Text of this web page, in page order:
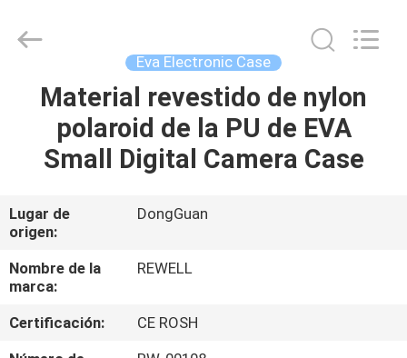
HOGAR
PRODUCTOS
SOBRE
NOSOTROS
VIAJE
DE
Limited.
Eva Electronic Case
Material revestido de nylon
polaroid de la PU de EVA
Small Digital Camera Case
Lugar de
origen:
DongGuan
Nombre de la
marca:
REWELL
Certificación:
CE ROSH